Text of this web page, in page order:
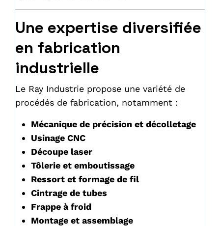
Une expertise diversifiée
en fabrication
industrielle
Le Ray Industrie propose une variété de
procédés de fabrication, notamment :
Mécanique de précision et décolletage
Usinage CNC
Découpe laser
Tôlerie et emboutissage
Ressort et formage de fil
Cintrage de tubes
Frappe à froid
Montage et assemblage